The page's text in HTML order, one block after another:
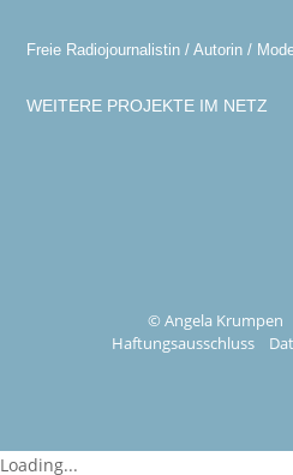
Freie Radiojournalistin / Autorin /
WEITERE PROJEKTE IM NETZ
© Angela Krumpen
Haftungsausschluss
Loading...